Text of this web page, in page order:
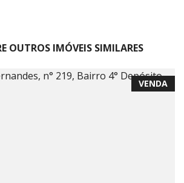
OUTROS IMÓVEIS SIMILARES
VENDA